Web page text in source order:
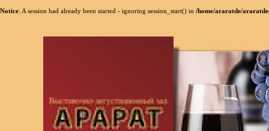
Notice: A session had already been started - ignoring session_start() in /home/araratde/